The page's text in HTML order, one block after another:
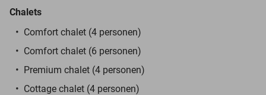
Chalets
Comfort chalet (4 personen)
Comfort chalet (6 personen)
Premium chalet (4 personen)
Cottage chalet (4 personen)